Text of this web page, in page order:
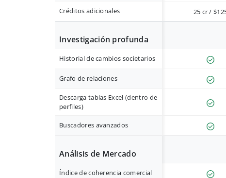
Créditos adicionales 25 cr /
Investigación profunda
Historial de cambios societarios
Grafo de relaciones
Descarga tablas Excel (dentro de
perfiles)
Buscadores avanzados
Análisis de Mercado
Índice de coherencia comercial